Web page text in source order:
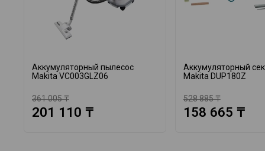
Аккумуляторный пылесос
Makita VC003GLZ06
361 005 ₸
201 110 ₸
Аккумуляторный
Makita DUP180Z
528 885 ₸
158 665 ₸